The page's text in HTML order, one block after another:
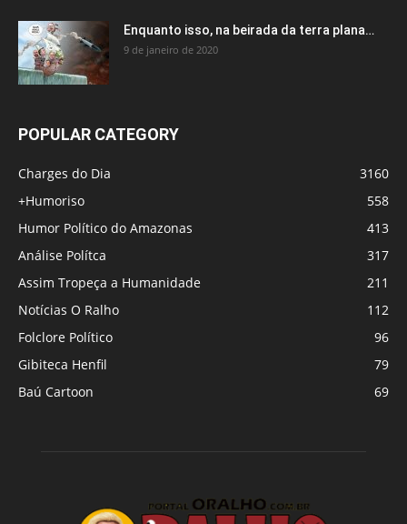
Enquanto isso, na beirada da terra plana…
9 de janeiro de 2020
POPULAR CATEGORY
Charges do Dia
3160
+Humoriso
558
Humor Político do Amazonas
413
Análise Polítca
317
Assim Tropeça a Humanidade
211
Notícias O Ralho
112
Folclore Político
96
Gibiteca Henfil
79
Baú Cartoon
69